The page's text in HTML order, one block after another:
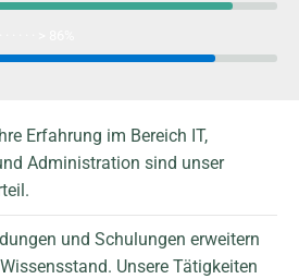
Erfahrung im Bereich IT,
Administration sind unser
und Schulungen erweitern
Unsere Tätigkeiten